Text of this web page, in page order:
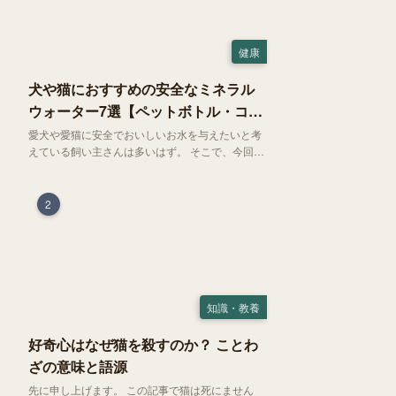
健康
犬や猫におすすめの安全なミネラル
ウォーター7選【ペットボトル・コン
ビニ対応】
愛犬や愛猫に安全でおいしいお水を与えたいと考
えている飼い主さんは多いはず。 そこで、今回は
おすすめなものを厳選してご紹介します！
2
知識・教養
好奇心はなぜ猫を殺すのか？ ことわ
ざの意味と語源
先に申し上げます。 この記事で猫は死にません